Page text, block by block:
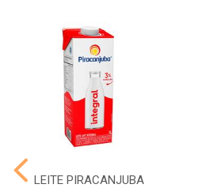
LEITE PIRACANJUBA